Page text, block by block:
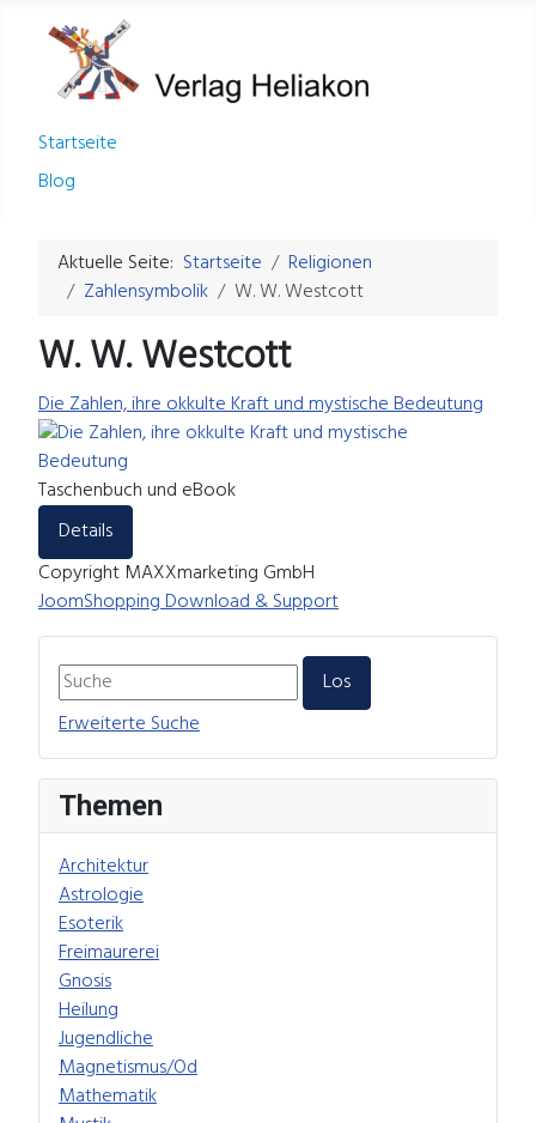
Startseite
Blog
Erweiterte Suche
Themen
Architektur
Astrologie
Esoterik
Freimaurerei
Gnosis
Heilung
Jugendliche
Magnetismus/Od
Mathematik
Aktuelle Seite: Startseite
Religionen
Zahlensymbolik
W. W. Westcott
W. W. Westcott
Die Zahlen, ihre okkulte Kraft und mystische Bedeutung
Taschenbuch und eBook
Details
Copyright MAXXmarketing GmbH
JoomShopping Download & Support